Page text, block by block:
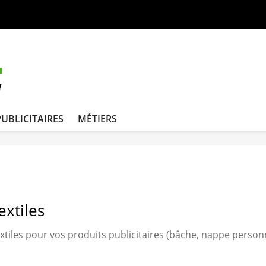
MÉTIERS
pour vos produits publicitaires (bâche, nappe